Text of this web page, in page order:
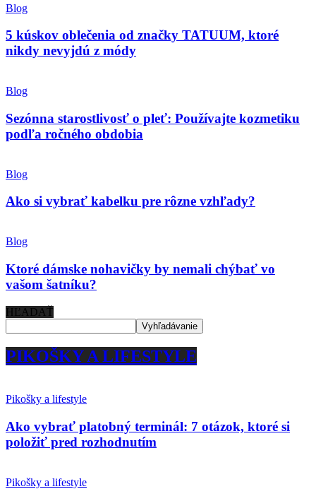
Blog
5 kúskov oblečenia od značky TATUUM, ktoré
nikdy nevyjdú z módy
Blog
Sezónna starostlivosť o pleť: Používajte kozmetiku
podľa ročného obdobia
Blog
Ako si vybrať kabelku pre rôzne vzhľady?
Blog
Ktoré dámske nohavičky by nemali chýbať vo
vašom šatníku?
HĽADAŤ
PIKOŠKY A LIFESTYLE
Pikošky a lifestyle
Ako vybrať platobný terminál: 7 otázok, ktoré si
položiť pred rozhodnutím
Pikošky a lifestyle